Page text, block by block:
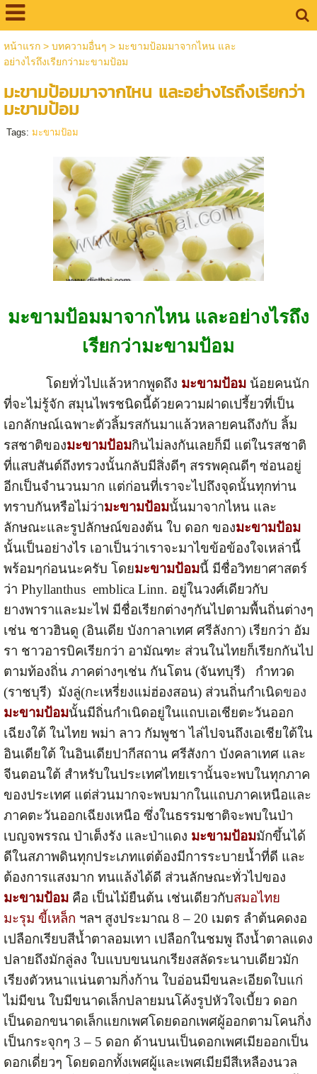
หน้าแรก> บทความอื่นๆ > มะขามป้อมมาจากไหน และ
อย่างไรถึงเรียกว่ามะขามป้อม
มะขามป้อมมาจากไหน และอย่างไรถึงเรียกว่า
มะขามป้อม
Tags: มะขามป้อม
มะขามป้อมมาจากไหน และอย่างไรถึง
เรียกว่ามะขามป้อม
โดยทั่วไปแล้วหากพูดถึง มะขามป้อมน้อยคนนัก
ที่จะไม่รู้จัก สมุนไพรชนิดนี้ด้วยความฝาดเปรี้ยวที่เป็น
เอกลักษณ์เฉพาะตัวลิ้มรสกันมาแล้วหลายคนถึงกับ ลิ้ม
รสชาติของมะขามป้อมกินไม่ลงกันเลยก็มี แต่ในรสชาติ
ที่แสบสันต์ถึงทรวงนั้นกลับมีสิ่งดีๆ สรรพคุณดีๆ ซ่อนอยู่
อีกเป็นจำนวนมาก แต่ก่อนที่เราจะไปถึงจุดนั้นทุกท่าน
ทราบกันหรือไม่ว่ามะขามป้อมนั้นมาจากไหน และ
ลักษณะและรูปลักษณ์ของต้น ใบ ดอก ของมะขามป้อม
นั้นเป็นอย่างไร เอาเป็นว่าเราจะมาไขข้อข้องใจเหล่านี้
พร้อมๆก่อนนะครับ โดยมะขามป้อมนี้ มีชื่อวิทยาศาสตร์
ว่า Phyllanthus emblica Linn. อยู่ในวงศ์เดียวกับ
ยางพาราและมะไฟ มีชื่อเรียกต่างๆกันไปตามพื้นถิ่นต่างๆ
เช่น ชาวฮินดู (อินเดีย บังกาลาเทศ ศรีลังกา) เรียกว่า อัม
รา ชาวอารบิคเรียกว่า อามัณฑะ ส่วนในไทยก็เรียกกันไป
ตามท้องถิ่น ภาคต่างๆเช่น กันโตน (จันทบุรี) กำทวด
(ราชบุรี) มังลู่(กะเหรี่ยงแม่ฮ่องสอน) ส่วนถิ่นกำเนิดของ
มะขามป้อมนั้นมีถิ่นกำเนิดอยู่ในแถบเอเชียตะวันออก
เฉียงใต้ ในไทย พม่า ลาว กัมพูชา ไล่ไปจนถึงเอเชียใต้ใน
อินเดียใต้ ในอินเดียปากีสถาน ศรีสังกา บังคลาเทศ และ
จีนตอนใต้ สำหรับในประเทศไทยเรานั้นจะพบในทุกภาค
ของประเทศ แต่ส่วนมากจะพบมากในแถบภาคเหนือและ
ภาคตะวันออกเฉียงเหนือ ซึ่งในธรรมชาติจะพบในป่า
เบญจพรรณ ป่าเต็งรัง และป่าแดง มะขามป้อมมักขึ้นได้
ดีในสภาพดินทุกประเภทแต่ต้องมีการระบายน้ำที่ดี และ
ต้องการแสงมาก ทนแล้งได้ดี ส่วนลักษณะทั่วไปของ
มะขามป้อมคือ เป็นไม้ยืนต้น เช่นเดียวกับสมอไทย
มะรุม ขี้เหล็ก ฯลฯ สูงประมาณ 8 – 20 เมตร ลำต้นคดงอ
เปลือกเรียบสีน้ำตาลอมเทา เปลือกในชมพู ถึงน้ำตาลแดง
ปลายถึงมักลู่ลง ใบแบบขนนกเรียงสลัดระนาบเดียวมัก
เรียงตัวหนาแน่นตามกิ่งก้าน ใบอ่อนมีขนละเอียดใบแก่
ไม่มีขน ใบมีขนาดเล็กปลายมนโค้งรูปหัวใจเบี้ยว ดอก
เป็นดอกขนาดเล็กแยกเพศโดยดอกเพศผู้ออกตามโคนกิ่ง
เป็นกระจุกๆ 3 – 5 ดอก ด้านบนเป็นดอกเพศเมียออกเป็น
ดอกเดี่ยวๆ โดยดอกทั้งเพศผู้และเพศเมียมีสีเหลืองนวล